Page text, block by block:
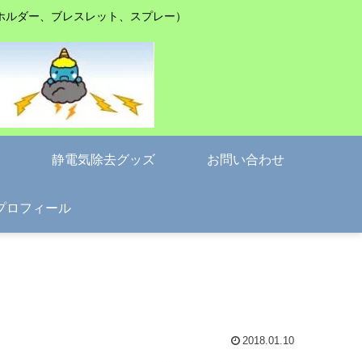
ダー、ブレスレット、スプレー）
静電気除去グッズ お問い合わせ
ロフィール
2018.01.10